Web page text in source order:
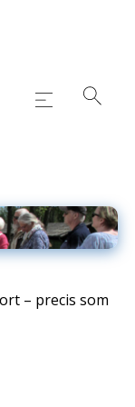
– precis som